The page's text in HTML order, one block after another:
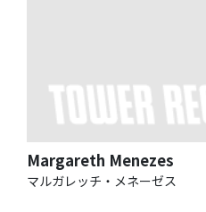
Margareth Menezes
マルガレッチ・メネーゼス